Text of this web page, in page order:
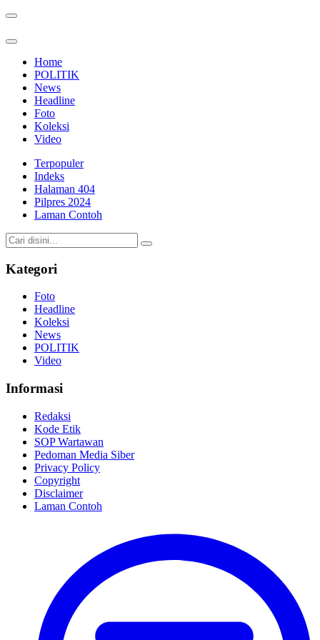
Home
POLITIK
News
Headline
Foto
Koleksi
Video
Terpopuler
Indeks
Halaman 404
Pilpres 2024
Laman Contoh
Kategori
Foto
Headline
Koleksi
News
POLITIK
Video
Informasi
Redaksi
Kode Etik
SOP Wartawan
Pedoman Media Siber
Privacy Policy
Copyright
Disclaimer
Laman Contoh